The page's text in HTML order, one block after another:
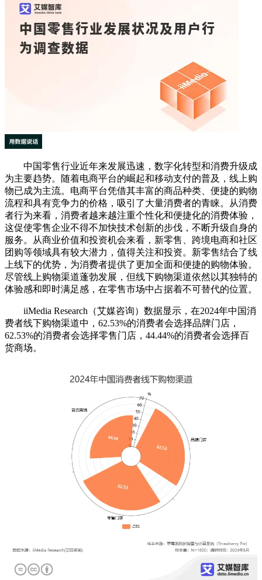
中国零售行业近年来发展迅速，数字化转型和消费升级成
为主要趋势。随着电商平台的崛起和移动支付的普及，线上购
物已成为主流。电商平台凭借其丰富的商品种类、便捷的购物
流程和具有竞争力的价格，吸引了大量消费者的青睐。从消费
者行为来看，消费者越来越注重个性化和便捷化的消费体验，
这促使零售企业不得不加快技术创新的步伐，不断升级自身的
服务。从商业价值和投资机会来看，新零售、跨境电商和社区
团购等领域具有较大潜力，值得关注和投资。新零售结合了线
上线下的优势，为消费者提供了更加全面和便捷的购物体验。
尽管线上购物渠道蓬勃发展，但线下购物渠道依然以其独特的
体验感和即时满足感，在零售市场中占据着不可替代的位置。
iiMedia Research（艾媒咨询）数据显示，在2024年中国消
费者线下购物渠道中，62.53%的消费者会选择品牌门店，
62.53%的消费者会选择零售门店，44.44%的消费者会选择百
货商场。